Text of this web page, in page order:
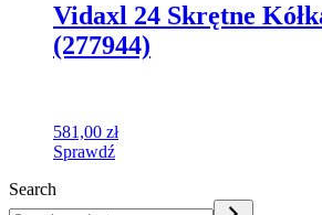
Vidaxl 24 Skrętne
(277944)
581,00 zł
Sprawdź
Search